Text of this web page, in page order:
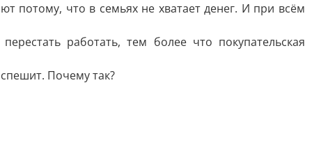
потому, что в семьях не хватает денег. И при всём
работать, тем более что покупательская
Почему так?